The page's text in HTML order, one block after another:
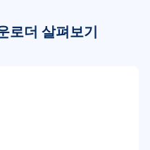
로더 살펴보기